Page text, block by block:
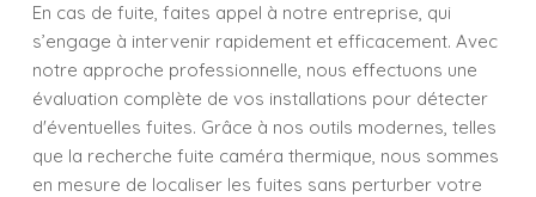
En cas de fuite, faites appel à notre entreprise, qui
s’engage à intervenir rapidement et efficacement. Avec
notre approche professionnelle, nous effectuons une
évaluation complète de vos installations pour détecter
d'éventuelles fuites. Grâce à nos outils modernes, telles
que la recherche fuite caméra thermique, nous sommes
en mesure de localiser les fuites sans perturber votre